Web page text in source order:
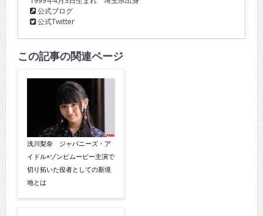
公式ブログ
公式Twitter
この記事の関連ページ
浅川梨奈 ジャパニーズ・ア
イドル×ゾンビムービー主演で
切り拓いた役者としての新境
地とは